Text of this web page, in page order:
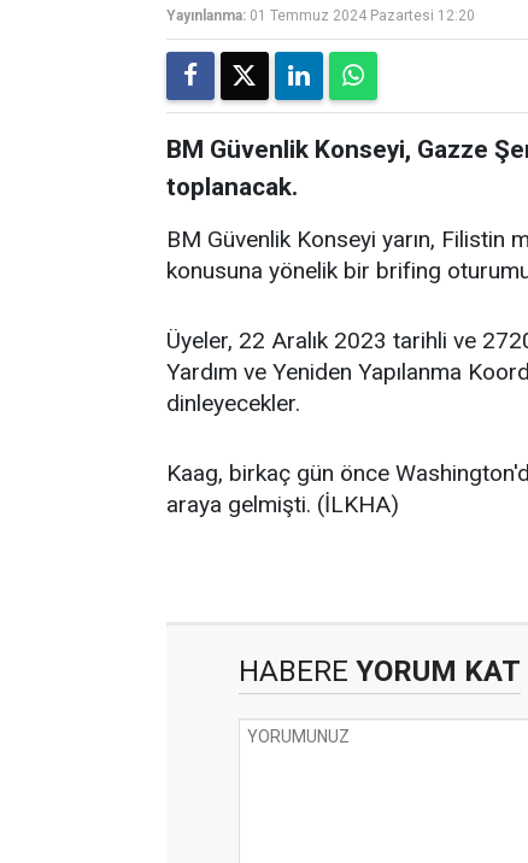
Yayınlanma: 01 Temmuz 2024 Pazartesi 12:20
BM Güvenlik Konseyi, Gazze
toplanacak.
BM Güvenlik Konseyi yarın, Filistin
konusuna yönelik bir brifing
Üyeler, 22 Aralık 2023 tarihli ve
Yardım ve Yeniden Yapılanma
dinleyecekler.
Kaag, birkaç gün önce
araya gelmişti. (İLKHA)
HABERE YORUM KAT